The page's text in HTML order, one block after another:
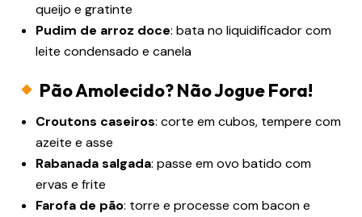
queijo e gratinte
Pudim de arroz doce: bata no liquidificador com
leite condensado e canela
Pão Amolecido? Não Jogue Fora!
Croutons caseiros: corte em cubos, tempere com
azeite e asse
Rabanada salgada: passe em ovo batido com
ervas e frite
Farofa de pão: torre e processe com bacon e